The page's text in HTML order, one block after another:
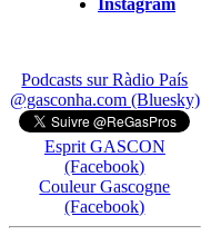
Instagram
Podcasts sur Ràdio País
@gasconha.com (Bluesky)
Esprit GASCON
(Facebook)
Couleur Gascogne
(Facebook)